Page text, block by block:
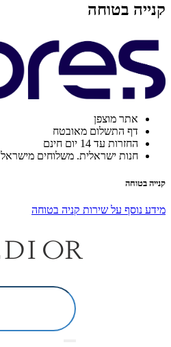
קנייה בטוחה
אתר מוצפן
דף התשלום מאובטח
החזרות עד 14 יום חינם
חנות ישראלית. משלוחים מישראל
קנייה בטוחה
מידע נוסף על שירות קניה בטוחה